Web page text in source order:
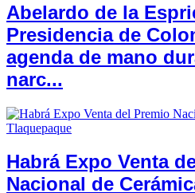
Abelardo de la
Presidencia de
agenda de mano
narc...
Habrá Expo Venta
Nacional de